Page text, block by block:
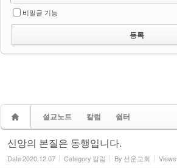
비밀글 기능
설교노트 칼럼 쉼터
신앙의 본질은 동행입니다.
Date2020.12.07 Category 칼럼 By 선운교회 Views